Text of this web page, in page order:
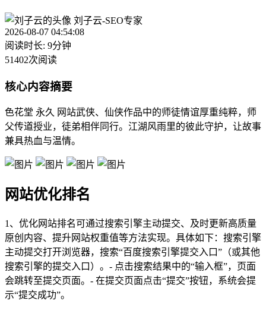
刘子云-SEO专家
2026-08-07 04:54:08
阅读时长: 9分钟
51402次阅读
核心内容摘要
色花堂 永久 网站武侠、仙侠作品中的师徒情谊厚重纯粹，师
父传道授业，徒弟相伴同行。江湖风雨里的彼此守护，让故事
兼具热血与温情。
网站优化排名
1、优化网站排名可通过搜索引擎主动提交、及时更新高质量
原创内容、提升网站权重值等方法实现。具体如下：搜索引擎
主动提交打开浏览器，搜索“百度搜索引擎提交入口”（或其他
搜索引擎的提交入口）。- 点击搜索结果中的“输入框”，页面
会跳转至提交页面。- 在提交页面点击“提交”按钮，系统会提
示“提交成功”。